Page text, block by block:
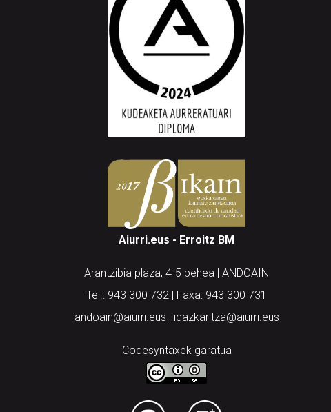
Aiurri.eus - Erroitz BM
Arantzibia plaza, 4-5 behea | ANDOAIN
Tel.: 943 300 732 | Faxa: 943 300 731
andoain@aiurri.eus | idazkaritza@aiurri.eus
Codesyntaxek garatua